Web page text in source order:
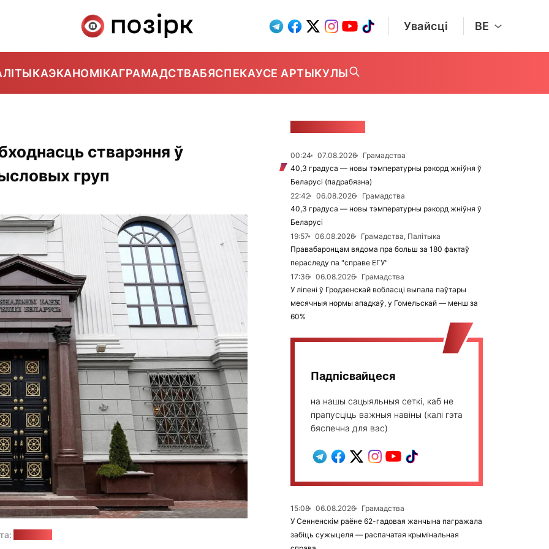
Увайсці BE
ЭКАНОМІКАГРАМАДСТВАБЯСПЕКАУСЕ АРТЫКУЛЫ
стварэння ў
груп
00:24 07.08.2026
Грамадства
40,3 градуса — новы тэмпературны рэкорд жніўня ў
Беларусі (падрабязна)
22:42
06.08.2026
Грамадства
40,3 градуса — новы тэмпературны рэкорд жніўня ў
Беларусі
19:57
06.08.2026
Грамадства, Палітыка
Правабаронцам вядома пра больш за 180 фактаў
пераследу па "справе ЕГУ"
17:36
06.08.2026
Грамадства
У ліпені ў Гродзенскай вобласці выпала паўтары
месячныя нормы ападкаў, у Гомельскай — менш за
60%
Падпісвайцеся
на нашы сацыяльныя сеткі, каб не
прапусціць важныя навіны (калі гэта
бяспечна для вас)
15:08 06.08.2026
Грамадства
У Сенненскім раёне 62-гадовая жанчына пагражала
забіць сужыцеля — распачатая крымінальная